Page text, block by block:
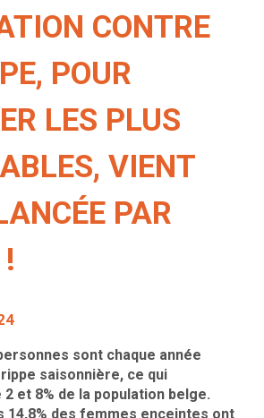
CONTRE
POUR
LES PLUS
VIENT
PAR
sont chaque année
saisonnière, ce qui
et 8% de la population belge.
14,8% des femmes enceintes ont